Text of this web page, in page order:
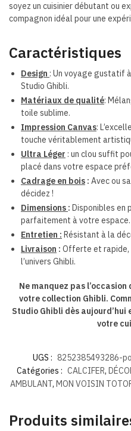
soyez un cuisinier débutant ou
compagnon idéal pour une
Caractéristiques
Design : Un voyage gustatif
Studio Ghibli.
Matériaux de qualité:
toile sublime.
Impression Canvas:
touche véritablement
Ultra Léger : un clou suffit
placé dans votre espace
Cadrage en bois : Avec ou
décidez !
Dimensions : Disponibles en
parfaitement à votre espace.
Entretien : Résistant à la
Livraison : Offerte et rapide,
l’univers Ghibli.
Ne manquez pas
votre collection Ghibli.
Studio Ghibli dès
votre
UGS : 8252385493286-
Catégories : CALCIFER,
AMBULANT, MON VOISIN
Produits